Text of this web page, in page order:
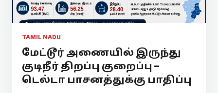
TAMIL NADU
மேட்டூர் அணையில் இருந்து
குடிநீர் திறப்பு குறைப்பு –
டெல்டா பாசனத்துக்கு பாதிப்பு